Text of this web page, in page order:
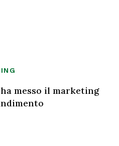
messo il marketing